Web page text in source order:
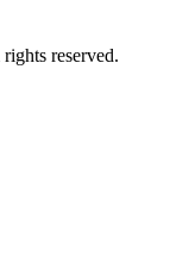
reserved.